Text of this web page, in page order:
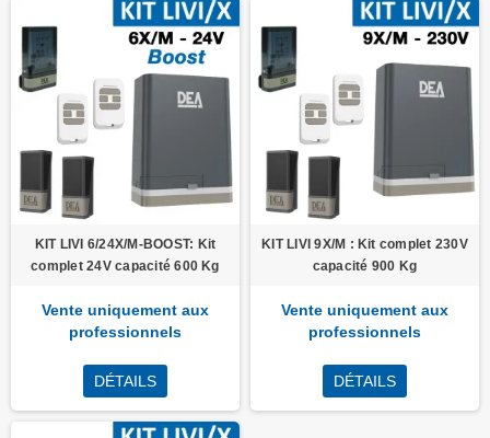
KIT LIVI 6/24X/M-BOOST: Kit
complet 24V capacité 600 Kg
Vente uniquement aux
professionnels
DÉTAILS
KIT LIVI 9X/M : Kit complet 230V
capacité 900 Kg
Vente uniquement aux
professionnels
DÉTAILS